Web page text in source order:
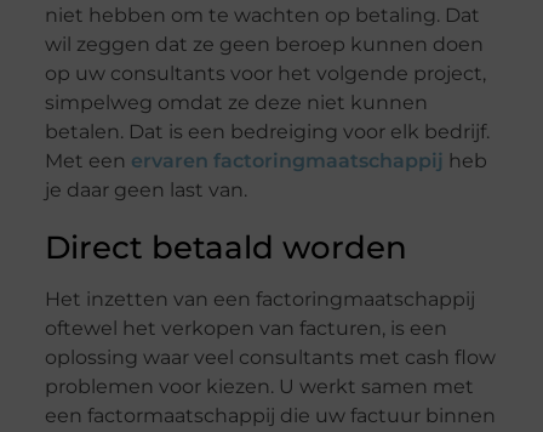
niet hebben om te wachten op betaling. Dat
wil zeggen dat ze geen beroep kunnen doen
op uw consultants voor het volgende project,
simpelweg omdat ze deze niet kunnen
betalen. Dat is een bedreiging voor elk bedrijf.
Met een ervaren factoringmaatschappij heb
je daar geen last van.
Direct betaald worden
Het inzetten van een factoringmaatschappij
oftewel het verkopen van facturen, is een
oplossing waar veel consultants met cash flow
problemen voor kiezen. U werkt samen met
een factormaatschappij die uw factuur binnen